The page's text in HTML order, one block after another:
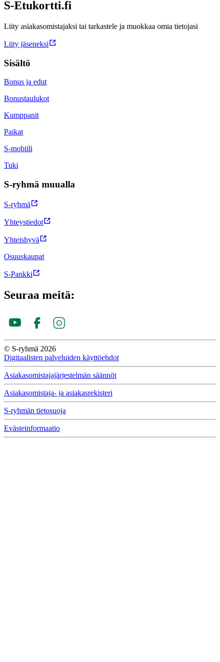
S-Etukortti.fi
Liity asiakasomistajaksi tai tarkastele ja muokkaa omia tietojasi
Liity jäseneksi
Sisältö
Bonus ja edut
Bonustaulukot
Kumppanit
Paikat
S-mobiili
Tuki
S-ryhmä muualla
S-ryhmä
Yhteystiedot
Yhteishyvä
Osuuskaupat
S-Pankki
Seuraa meitä:
© S-ryhmä 2026
Digitaalisten palveluiden käyttöehdot
Asiakasomistajajärjestelmän säännöt
Asiakasomistaja- ja asiakasrekisteri
S-ryhmän tietosuoja
Evästeinformaatio